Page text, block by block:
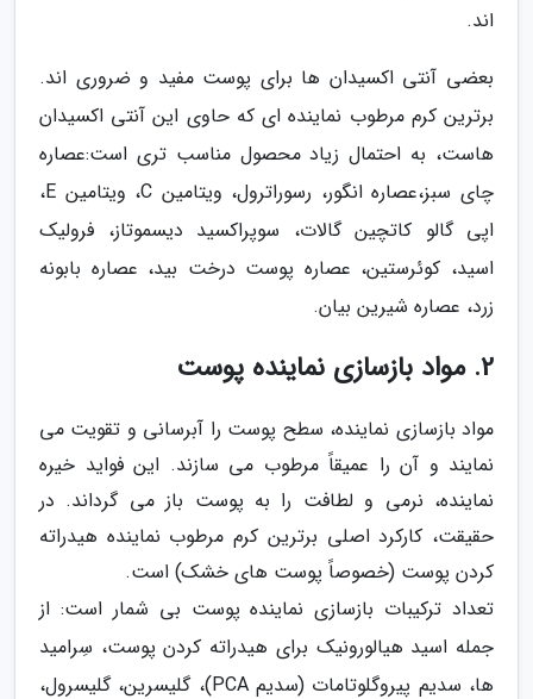
اند.
بعضی آنتی اکسیدان ها برای پوست مفید و ضروری اند.
برترین کرم مرطوب نماینده ای که حاوی این آنتی اکسیدان
هاست، به احتمال زیاد محصول مناسب تری است:عصاره
چای سبز،عصاره انگور، رسوراترول، ویتامین C، ویتامین E،
اپی گالو کاتچین گالات، سوپراکسید دیسموتاز، فرولیک
اسید، کوئرستین، عصاره پوست درخت بید، عصاره بابونه
زرد، عصاره شیرین بیان.
2. مواد بازسازی نماینده پوست
مواد بازسازی نماینده، سطح پوست را آبرسانی و تقویت می
نمایند و آن را عمیقاً مرطوب می سازند. این فواید خیره
نماینده، نرمی و لطافت را به پوست باز می گرداند. در
حقیقت، کارکرد اصلی برترین کرم مرطوب نماینده هیدراته
کردن پوست (خصوصاً پوست های خشک) است.
تعداد ترکیبات بازسازی نماینده پوست بی شمار است: از
جمله اسید هیالورونیک برای هیدراته کردن پوست، سِرامید
ها، سدیم پیروگلوتامات (سدیم PCA)، گلیسرین، گلیسرول،